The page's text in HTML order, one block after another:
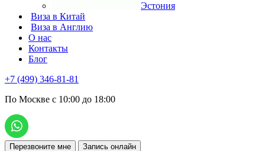
Эстония
Виза в Китай
Виза в Англию
О нас
Контакты
Блог
+7 (499) 346-81-81
По Москве с 10:00 до 18:00
Перезвоните мне Запись онлайн